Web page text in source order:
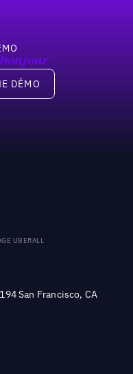
bonjour
DÉMO
UBERALL
San Francisco, CA